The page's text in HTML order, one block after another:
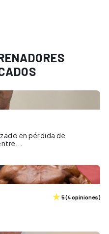
en pérdida de
5(4opiniones)